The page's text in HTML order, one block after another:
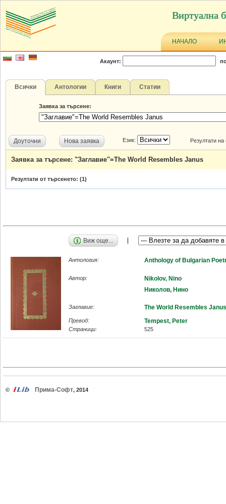
Виртуална
НАЧАЛО
Акаунт:
Всички Антологии Книги Статии
Заявка за търсене:
Доуточни Нова заявка Език: Резултати
Заявка за търсене: "Заглавие"=The World Resembles Janus
Резултати от търсенето: (1)
Виж още...
Антология: Anthology of Bulgarian
Автор:
Nikolov, Nino
Николов, Нино
Заглавие: The World Resembles Janus
Превод: Tempest, Peter
Страници: 525
© Прима-Софт, 2014